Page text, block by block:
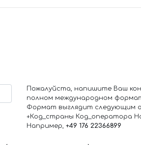
Пожалуйста, напишите Ваш
полном международном
Формат выглядит следующим
+Код_страны Код_оператора
Например, +49 176 22366899